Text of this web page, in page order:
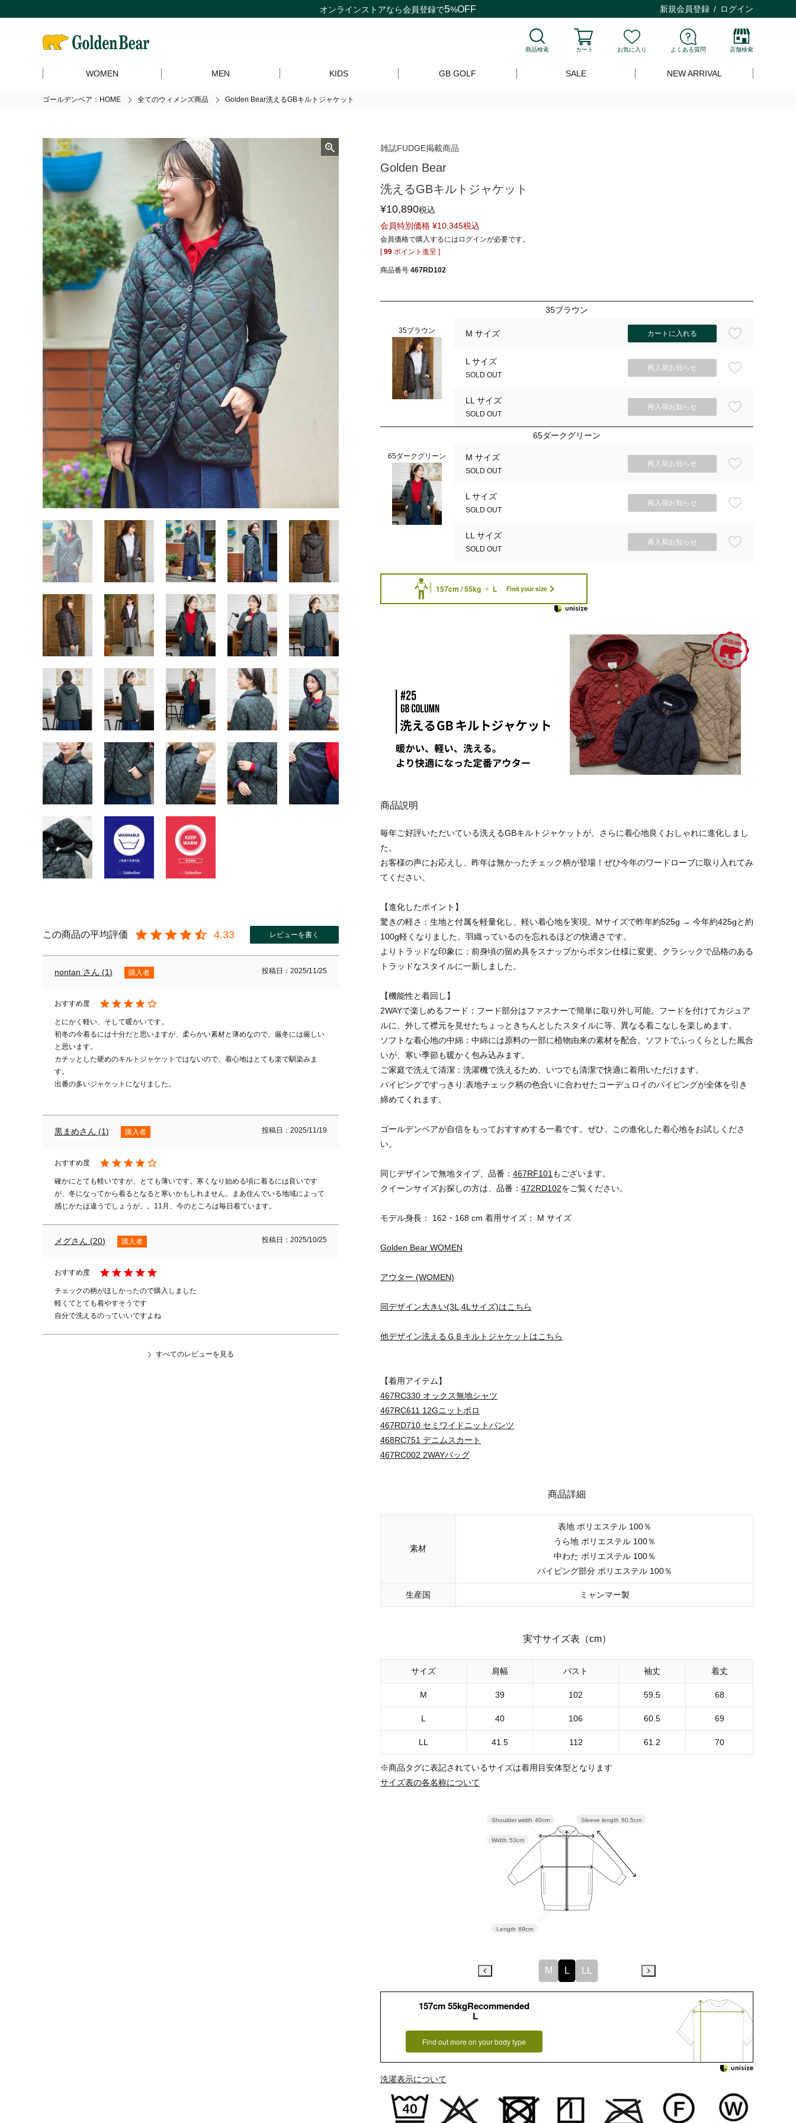
オンラインストアなら会員登録で5%OFF 新規会員登録 ログイン
商品検索 カート お気に入り よくある質問 店舗検索
WOMEN MEN KIDS GB GOLF SALE NEW ARRIVAL
ゴールデンベア：HOME 全てのウィメンズ商品 Golden Bear洗えるGBキルトジャケット
35ブラウン
4.33
nontan 1 購入者 投稿日 2025/11/25
とにかく軽い、そして暖かいです。
初冬の今着るには十分だと思いますが、柔らかい素材と薄めなので、厳冬には厳しい
と思います。
カチッとした硬めのキルトジャケットではないので、着心地はとても楽で馴染みま
す。
出番の多いジャケットになりました。
黒まめ 1 購入者 投稿日 2025/11/19
確かにとても軽いですが、とても薄いです。寒くなり始める頃に着るには良いです
が、冬になってから着るとなると寒いかもしれません。まあ住んでいる地域によって
感じかたは違うでしょうが。。11月、今のところは毎日着ています。
メグ 20 購入者 投稿日 2025/10/25
チェックの柄がほしかったので購入しました
軽くてとても着やすそうです
自分で洗えるのっていいですよね
すべてのレビューを見る
レビューを書く
雑誌FUDGE掲載商品
Golden Bear
洗えるGBキルトジャケット
¥10,890税込
会員特別価格 ¥10,345税込
会員価格で購入するにはログインが必要です。
[ 99 ポイント進呈 ]
商品番号 467RD102
35ブラウン
35ブラウン M サイズ カートに入れる
L サイズ
SOLD OUT
再入荷お知らせ
LL サイズ
SOLD OUT
再入荷お知らせ
65ダークグリーン
65ダークグリーン M サイズ
SOLD OUT
再入荷お知らせ
L サイズ
SOLD OUT
再入荷お知らせ
LL サイズ
SOLD OUT
再入荷お知らせ
157cm / 55kg L Find your size
商品説明
毎年ご好評いただいている洗えるGBキルトジャケットが、さらに着心地良くおしゃれに進化しまし
た。
お客様の声にお応えし、昨年は無かったチェック柄が登場！ぜひ今年のワードローブに取り入れてみ
てください。
【進化したポイント】
驚きの軽さ：生地と付属を軽量化し、軽い着心地を実現。Mサイズで昨年約525g → 今年約425gと約
100g軽くなりました。羽織っているのを忘れるほどの快適さです。
よりトラッドな印象に：前身頃の留め具をスナップからボタン仕様に変更。クラシックで品格のある
トラッドなスタイルに一新しました。
【機能性と着回し】
2WAYで楽しめるフード：フード部分はファスナーで簡単に取り外し可能。フードを付けてカジュア
ルに、外して襟元を見せたちょっときちんとしたスタイルに等、異なる着こなしを楽しめます。
ソフトな着心地の中綿：中綿には原料の一部に植物由来の素材を配合。ソフトでふっくらとした風合
いが、寒い季節も暖かく包み込みます。
ご家庭で洗えて清潔：洗濯機で洗えるため、いつでも清潔で快適に着用いただけます。
パイピングですっきり:表地チェック柄の色合いに合わせたコーデュロイのパイピングが全体を引き
締めてくれます。
ゴールデンベアが自信をもっておすすめする一着です。ぜひ、この進化した着心地をお試しくださ
い。
同じデザインで無地タイプ、品番： 467RF101 もございます。
クイーンサイズお探しの方は、品番： 472RD102をご覧ください。
モデル身長： 162・168 cm 着用サイズ： M サイズ
Golden Bear WOMEN
アウター (WOMEN)
同デザイン大きい(3L,4Lサイズ)はこちら
他デザイン洗えるＧＢキルトジャケットはこちら
【着用アイテム】
467RC330 オックス無地シャツ
467RC611 12Gニットポロ
467RD710 セミワイドニットパンツ
468RC751 デニムスカート
467RC002 2WAYバッグ
商品詳細
素材
表地 ポリエステル 100％
うら地 ポリエステル 100％
中わた ポリエステル 100％
パイピング部分 ポリエステル 100％
生産国 ミャンマー製
実寸サイズ表（cm）
サイズ 肩幅 バスト 袖丈 着丈
M 39 102 59.5 68
L 40 106 60.5 69
LL 41.5 112 61.2 70
※商品タグに表記されているサイズは着用目安体型となります
サイズ表の各名称について
Sleeve length 60.5cm
Length 69cm
Width 53cm
Shoulder width 40cm
M L
157cm 55kgRecommended
L
Find out more on your body type
洗濯表示について